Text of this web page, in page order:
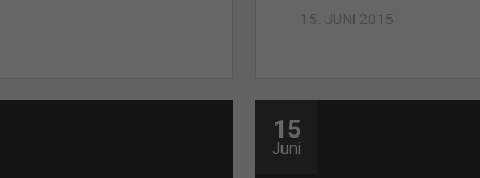
15. JUNI 2015
15
Juni